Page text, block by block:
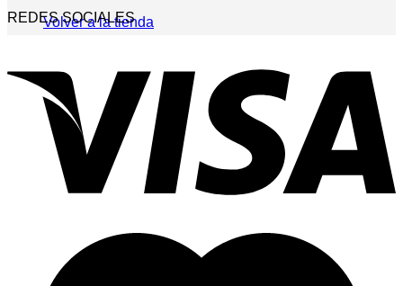
Volver a la tienda
REDES SOCIALES